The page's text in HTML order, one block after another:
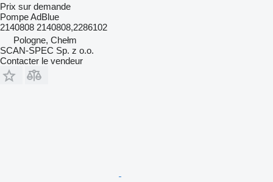
Prix sur demande
Pompe AdBlue
2140808 2140808,2286102
Pologne, Chełm
SCAN-SPEC Sp. z o.o.
Contacter le vendeur